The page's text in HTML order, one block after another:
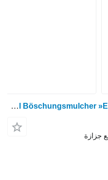
Fliegl Böschungsmulcher »Eddy« Arbeitsbreite 1700 mm